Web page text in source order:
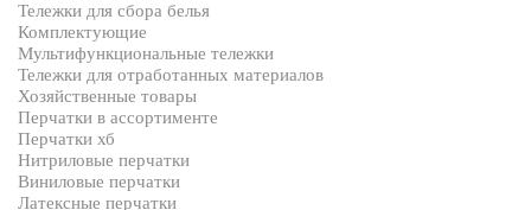
Тележки для сбора белья
Комплектующие
Мультифункциональные тележки
Тележки для отработанных материалов
Хозяйственные товары
Перчатки в ассортименте
Перчатки хб
Нитриловые перчатки
Виниловые перчатки
Латексные перчатки